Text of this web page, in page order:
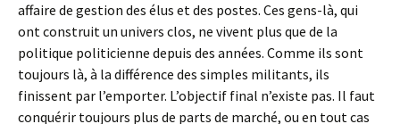
affaire de gestion des élus et des postes. Ces gens-là, qui
ont construit un univers clos, ne vivent plus que de la
politique politicienne depuis des années. Comme ils sont
toujours là, à la différence des simples militants, ils
finissent par l’emporter. L’objectif final n’existe pas. Il faut
conquérir toujours plus de parts de marché, ou en tout cas